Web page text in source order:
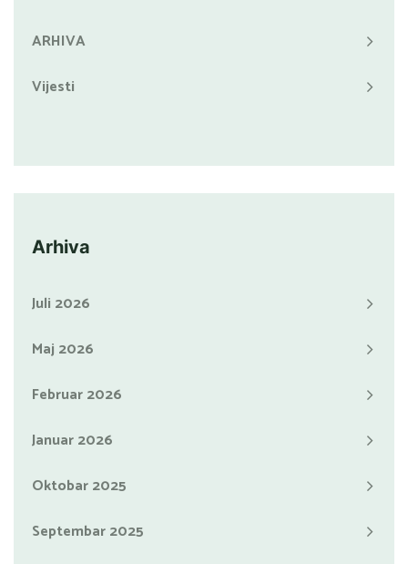
ARHIVA
Vijesti
Arhiva
Juli 2026
Maj 2026
Februar 2026
Januar 2026
Oktobar 2025
Septembar 2025